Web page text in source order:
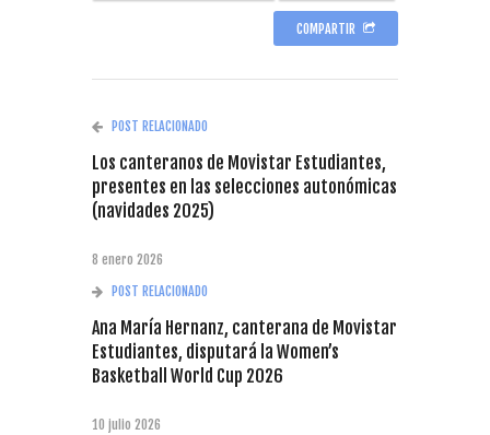
COMPARTIR
POST RELACIONADO
Los canteranos de Movistar Estudiantes,
presentes en las selecciones autonómicas
(navidades 2025)
8 enero 2026
POST RELACIONADO
Ana María Hernanz, canterana de Movistar
Estudiantes, disputará la Women’s
Basketball World Cup 2026
10 julio 2026